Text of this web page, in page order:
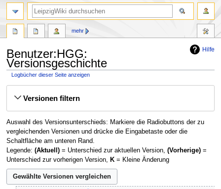
Hilfe
Benutzer:HGG:
Versionsgeschichte
Logbücher dieser Seite anzeigen
Navigation
SucheVersionen filtern
Auswahl des Versionsunterschieds: Markiere die Radiobuttons der zu
vergleichenden Versionen und drücke die Eingabetaste oder die
Schaltfläche am unteren Rand.
Legende: (Aktuell)= Unterschied zur aktuellen Version, (Vorherige)=
Unterschied zur vorherigen Version, K= Kleine Änderung
mehr